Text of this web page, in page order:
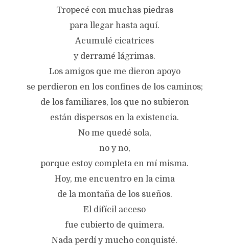
Tropecé con muchas piedras
para llegar hasta aquí.
Acumulé cicatrices
y derramé lágrimas.
Los amigos que me dieron apoyo
se perdieron en los confines de los caminos;
de los familiares, los que no subieron
están dispersos en la existencia.
No me quedé sola,
no y no,
porque estoy completa en mí misma.
Hoy, me encuentro en la cima
de la montaña de los sueños.
El difícil acceso
fue cubierto de quimera.
Nada perdí y mucho conquisté.